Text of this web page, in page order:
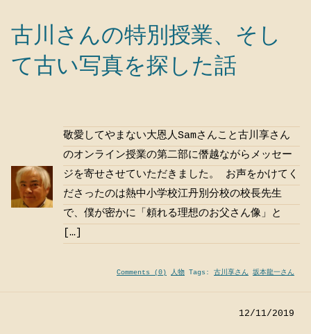
古川さんの特別授業、そし
て古い写真を探した話
敬愛してやまない大恩人Samさんこと古川享さん
のオンライン授業の第二部に僭越ながらメッセー
ジを寄せさせていただきました。 お声をかけてく
ださったのは熱中小学校江丹別分校の校長先生
で、僕が密かに「頼れる理想のお父さん像」と
[…]
Comments (0) 人物 Tags: 古川享さん 坂本龍一さん
12/11/2019